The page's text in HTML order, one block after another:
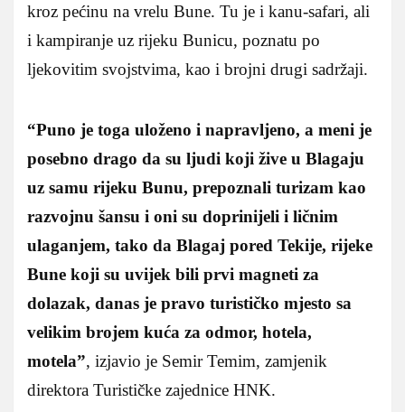
kroz pećinu na vrelu Bune. Tu je i kanu-safari, ali
i kampiranje uz rijeku Bunicu, poznatu po
ljekovitim svojstvima, kao i brojni drugi sadržaji.
“Puno je toga uloženo i napravljeno, a meni je
posebno drago da su ljudi koji žive u Blagaju
uz samu rijeku Bunu, prepoznali turizam kao
razvojnu šansu i oni su doprinijeli i ličnim
ulaganjem, tako da Blagaj pored Tekije, rijeke
Bune koji su uvijek bili prvi magneti za
dolazak, danas je pravo turističko mjesto sa
velikim brojem kuća za odmor, hotela,
motela”, izjavio je Semir Temim, zamjenik
direktora Turističke zajednice HNK.